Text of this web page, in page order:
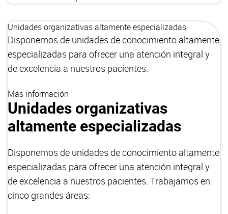
Unidades organizativas altamente especializadas
Disponemos de unidades de conocimiento altamente
especializadas para ofrecer una atención integral y
de excelencia a nuestros pacientes.
Más información
Unidades organizativas
altamente especializadas
Disponemos de unidades de conocimiento altamente
especializadas para ofrecer una atención integral y
de excelencia a nuestros pacientes. Trabajamos en
cinco grandes áreas: